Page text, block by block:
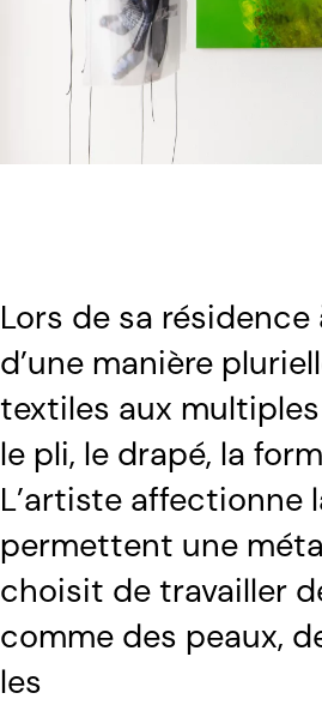
Lors de sa
d’une manière
textiles aux multiples
le pli, le drapé, la
L’artiste affectionne
permettent une
choisit de travailler
comme des peaux,
les